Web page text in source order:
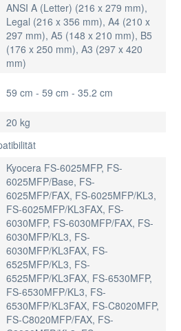
ANSI A (Letter) (216 x 279 mm),
Legal (216 x 356 mm), A4 (210 x
297 mm), A5 (148 x 210 mm), B5
(176 x 250 mm), A3 (297 x 420
mm)
59 cm - 59 cm - 35.2 cm
20 kg
Kyocera FS-6025MFP, FS-
6025MFP/Base, FS-
6025MFP/FAX, FS-6025MFP/KL3,
FS-6025MFP/KL3FAX, FS-
6030MFP, FS-6030MFP/FAX, FS-
6030MFP/KL3, FS-
6030MFP/KL3FAX, FS-
6525MFP/KL3, FS-
6525MFP/KL3FAX, FS-6530MFP,
FS-6530MFP/KL3, FS-
6530MFP/KL3FAX, FS-C8020MFP,
FS-C8020MFP/FAX, FS-